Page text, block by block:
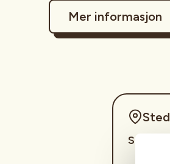
Mer informasjon
Sted
Suldal